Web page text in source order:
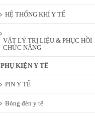
HỆ THỐNG KHÍ Y TẾ
VẬT LÝ TRỊ LIỆU & PHỤC HỒI
CHỨC NĂNG
PHỤ KIỆN Y TẾ
PIN Y TẾ
Bóng đèn y tế